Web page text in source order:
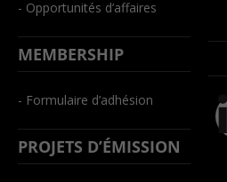
- Opportunités d’affaires
MEMBERSHIP
- Formulaire d’adhésion
PROJETS D’ÉMISSION